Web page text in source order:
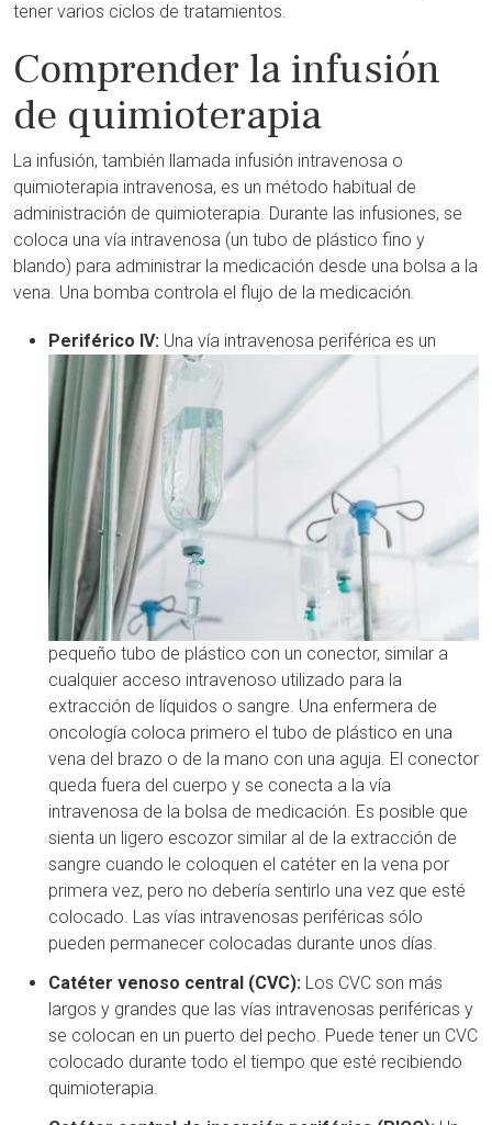
tener varios ciclos de tratamientos.
Comprender la infusión
de quimioterapia
La infusión, también llamada infusión intravenosa o
quimioterapia intravenosa, es un método habitual de
administración de quimioterapia. Durante las infusiones, se
coloca una vía intravenosa (un tubo de plástico fino y
blando) para administrar la medicación desde una bolsa a la
vena. Una bomba controla el flujo de la medicación.
Periférico IV: Una vía intravenosa periférica es un
pequeño tubo de plástico con un conector, similar a
cualquier acceso intravenoso utilizado para la
extracción de líquidos o sangre. Una enfermera de
oncología coloca primero el tubo de plástico en una
vena del brazo o de la mano con una aguja. El conector
queda fuera del cuerpo y se conecta a la vía
intravenosa de la bolsa de medicación. Es posible que
sienta un ligero escozor similar al de la extracción de
sangre cuando le coloquen el catéter en la vena por
primera vez, pero no debería sentirlo una vez que esté
colocado. Las vías intravenosas periféricas sólo
pueden permanecer colocadas durante unos días.
Catéter venoso central (CVC): Los CVC son más
largos y grandes que las vías intravenosas periféricas y
se colocan en un puerto del pecho. Puede tener un CVC
colocado durante todo el tiempo que esté recibiendo
quimioterapia.